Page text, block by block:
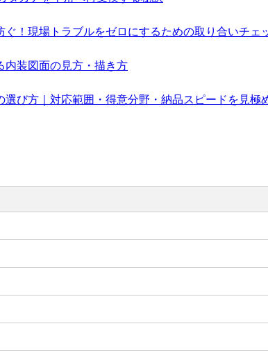
！現場トラブルをゼロにするための取り合いチェ
内装図面の見方・描き方
び方｜対応範囲・得意分野・納品スピードを見極